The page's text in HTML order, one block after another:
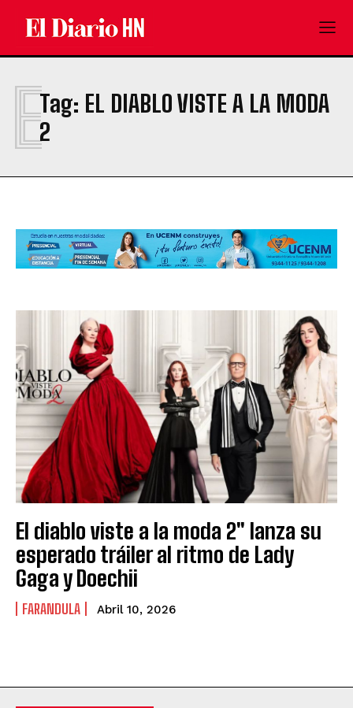
Tag: EL DIABLO VISTE A LA MODA
2
E
El diablo viste a la moda 2″ lanza su
esperado tráiler al ritmo de Lady
Gaga y Doechii
FARANDULA Abril 10, 2026